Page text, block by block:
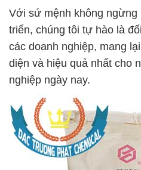
Với sứ mệnh không ngừng
triển, chúng tôi tự hào là
các doanh nghiệp, mang
diện và hiệu quả nhất cho
nghiệp ngày nay.